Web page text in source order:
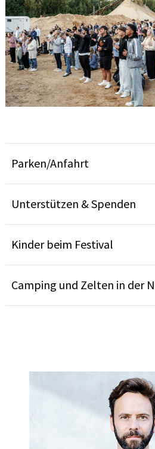
Parken/Anfahrt
Unterstützen & Spenden
Kinder beim Festival
Camping und Zelten in der